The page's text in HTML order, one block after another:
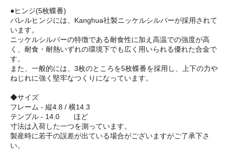
●ヒンジ(5枚蝶番)
バレルヒンジには、Kanghua社製ニッケルシルバーが採用されて
います。
ニッケルシルバーの特徴である耐食性に加え高温での強度が高
く、耐食・耐熱いずれの環境下でも広く用いられる優れた合金で
す。
また、一般的には、3枚のところを5枚蝶番を採用し、上下の力や
ねじれに強く堅牢なつくりになっています。
◆サイズ
フレーム - 縦4.8 / 横14.3
テンプル - 14.0 ほど
寸法は入荷した一つを測っています。
製産時に若干の誤差が出ている場合がございますがご了承下さ
い。